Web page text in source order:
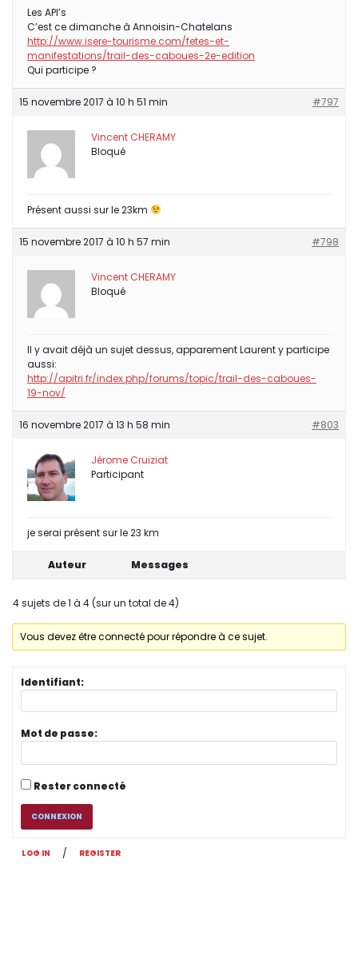
Les API’s
C’est ce dimanche à Annoisin-Chatelans
http://www.isere-tourisme.com/fetes-et-
manifestations/trail-des-caboues-2e-edition
Qui participe ?
15 novembre 2017 à 10 h 51 min #797
Vincent CHERAMY
Bloqué
Présent aussi sur le 23km
15 novembre 2017 à 10 h 57 min #798
Vincent CHERAMY
Bloqué
Il y avait déjà un sujet dessus, apparement Laurent y participe
aussi:
http://apitri.fr/index.php/forums/topic/trail-des-caboues-
19-nov/
16 novembre 2017 à 13 h 58 min #803
Jérome Cruiziat
Participant
je serai présent sur le 23 km
Auteur Messages
4 sujets de 1 à 4 (sur un total de 4)
Vous devez être connecté pour répondre à ce sujet.
Identifiant:
Mot de passe:
Rester connecté
CONNEXION
LOG IN / REGISTER